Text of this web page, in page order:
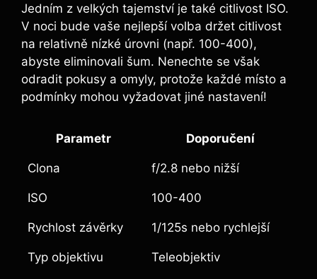
Jedním z velkých tajemství je⁢ také citlivost ‍ISO.
⁤V noci bude⁢ vaše nejlepší volba držet citlivost
na relativně nízké úrovni (např. 100-400),
abyste ‍eliminovali šum.‌ Nenechte se však
odradit pokusy a omyly, protože každé místo a
podmínky mohou vyžadovat jiné nastavení!
Parametr Doporučení
Clona f/2.8 nebo nižší
ISO 100-400
Rychlost závěrky 1/125s nebo rychlejší
Typ objektivu Teleobjektiv